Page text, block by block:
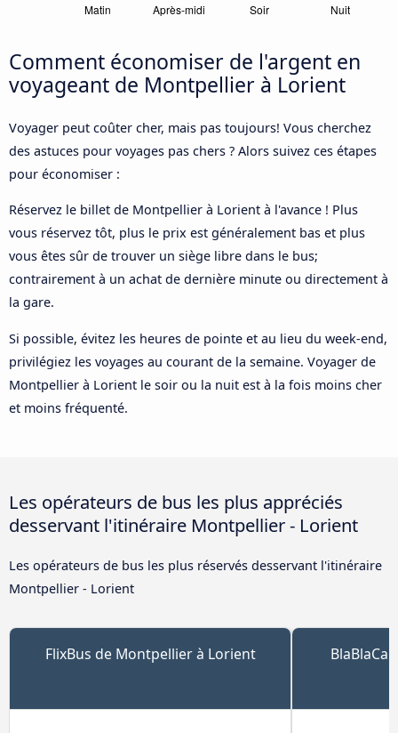
Comment économiser de l'argent en
voyageant de Montpellier à Lorient
Voyager peut coûter cher, mais pas toujours! Vous cherchez
des astuces pour voyages pas chers ? Alors suivez ces étapes
pour économiser :
Réservez le billet de Montpellier à Lorient à l'avance ! Plus
vous réservez tôt, plus le prix est généralement bas et plus
vous êtes sûr de trouver un siège libre dans le bus;
contrairement à un achat de dernière minute ou directement à
la gare.
Si possible, évitez les heures de pointe et au lieu du week-end,
privilégiez les voyages au courant de la semaine. Voyager de
Montpellier à Lorient le soir ou la nuit est à la fois moins cher
et moins fréquenté.
Les opérateurs de bus les plus appréciés
desservant l'itinéraire Montpellier - Lorient
Les opérateurs de bus les plus réservés desservant l'itinéraire
Montpellier - Lorient
FlixBus de Montpellier à Lorient